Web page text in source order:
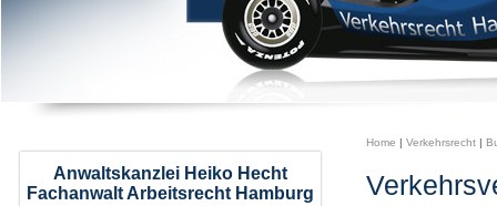
Anwaltskanzlei Heiko Hecht
Fachanwalt Arbeitsrecht Hamburg
Home | Verkehrsrecht |